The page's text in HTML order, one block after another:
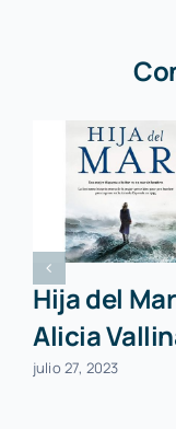
Hija del
Alicia
julio 27, 2023